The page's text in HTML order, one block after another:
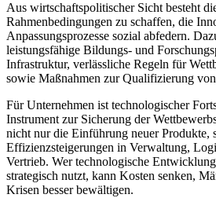
Aus wirtschaftspolitischer Sicht besteht
Rahmenbedingungen zu schaffen, die
Anpassungsprozesse sozial abfedern.
leistungsfähige Bildungs- und
Infrastruktur, verlässliche Regeln für
sowie Maßnahmen zur Qualifizierung
Für Unternehmen ist technologischer
Instrument zur Sicherung der
nicht nur die Einführung neuer Produkte,
Effizienzsteigerungen in Verwaltung,
Vertrieb. Wer technologische
strategisch nutzt, kann Kosten senken,
Krisen besser bewältigen.